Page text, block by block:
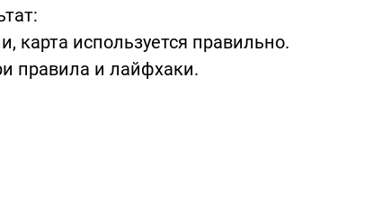
карта используется правильно.
правила и лайфхаки.